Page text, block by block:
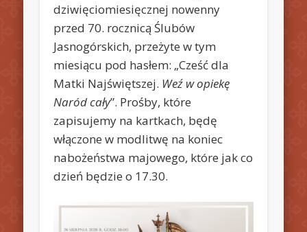
dziwięciomiesięcznej nowenny
przed 70. rocznicą Ślubów
Jasnogórskich, przeżyte w tym
miesiącu pod hasłem: „Cześć dla
Matki Najświętszej. Weź w opiekę
Naród cały”. Prośby, które
zapisujemy na kartkach, będę
włączone w modlitwę na koniec
nabożeństwa majowego, które jak co
dzień będzie o 17.30.